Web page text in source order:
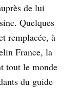
de lui
Quelques
remplacée, à
France, la
tout le monde
du guide